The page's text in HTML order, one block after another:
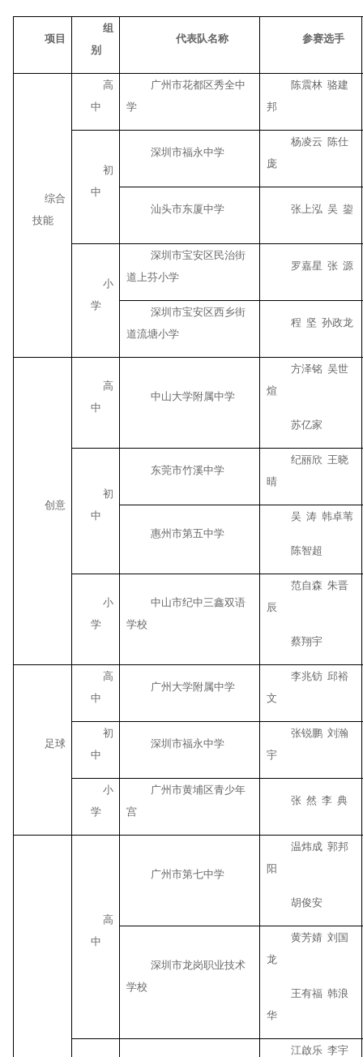
项目
组
别
代表队名称 参赛选手
综合
技能
高
中
广州市花都区秀全中
学
陈震林 骆建
邦
初
中
深圳市福永中学
杨凌云 陈仕
庞
汕头市东厦中学 张上泓 吴 鋆
小
学
深圳市宝安区民治街
道上芬小学
罗嘉星 张 源
深圳市宝安区西乡街
道流塘小学
程 坚 孙政龙
创意
高
中
中山大学附属中学
方泽铭 吴世
煊
苏亿家
初
中
东莞市竹溪中学
纪丽欣 王晓
晴
惠州市第五中学
吴 涛 韩卓苇
陈智超
小
学
中山市纪中三鑫双语
学校
范自森 朱晋
辰
蔡翔宇
足球
高
中
广州大学附属中学
李兆钫 邱裕
文
初
中
深圳市福永中学
张锐鹏 刘瀚
宇
小
学
广州市黄埔区青少年
宫
张 然 李 典
高
中
广州市第七中学
温炜成 郭邦
阳
胡俊安
深圳市龙岗职业技术
学校
黄芳婧 刘国
龙
王有福 韩浪
华
江啟乐 李宇